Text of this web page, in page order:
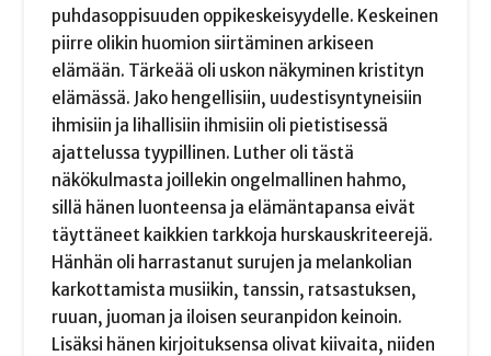
puhdasoppisuuden oppikeskeisyydelle. Keskeinen
piirre olikin huomion siirtäminen arkiseen
elämään. Tärkeää oli uskon näkyminen kristityn
elämässä. Jako hengellisiin, uudestisyntyneisiin
ihmisiin ja lihallisiin ihmisiin oli pietistisessä
ajattelussa tyypillinen. Luther oli tästä
näkökulmasta joillekin ongelmallinen hahmo,
sillä hänen luonteensa ja elämäntapansa eivät
täyttäneet kaikkien tarkkoja hurskauskriteerejä.
Hänhän oli harrastanut surujen ja melankolian
karkottamista musiikin, tanssin, ratsastuksen,
ruuan, juoman ja iloisen seuranpidon keinoin.
Lisäksi hänen kirjoituksensa olivat kiivaita, niiden